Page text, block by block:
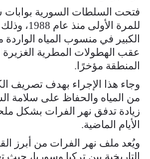
فتحت السلطات السورية بوابات
للمرة الأولى
الكبير في منسوب المياه الواردة
عقب الهطولات المطرية الغزيرة
المنطقة مؤخرًا.
وجاء هذا الإجراء بهدف تصريف
من المياه والحفاظ على سلامة
زيادة تدفق نهر الفرات بشكل
الأيام الماضية.
ويُعد ملف نهر الفرات من أبرز
التاريخية بين تركيا وسوريا، حيث